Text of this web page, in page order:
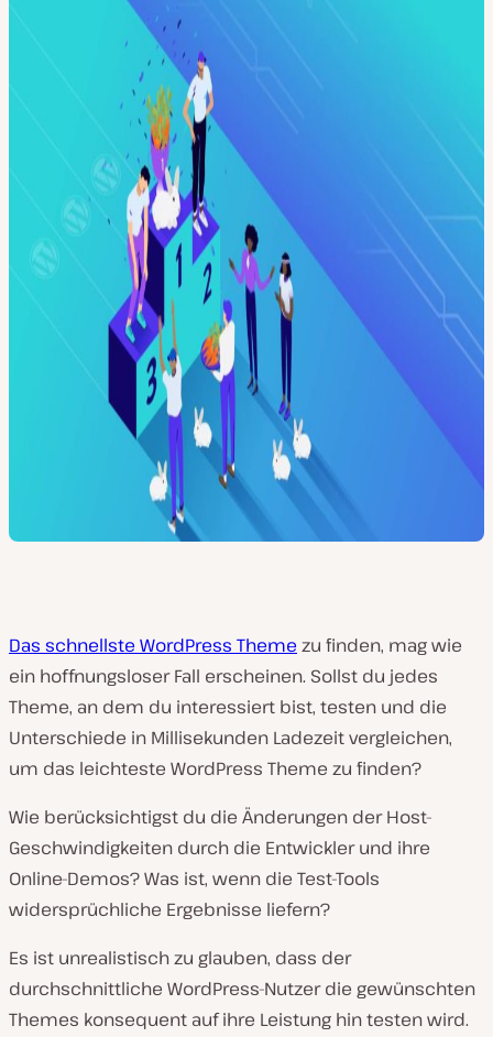
Das schnellste WordPress Theme zu finden, mag wie
ein hoffnungsloser Fall erscheinen. Sollst du jedes
Theme, an dem du interessiert bist, testen und die
Unterschiede in Millisekunden Ladezeit vergleichen,
um das leichteste WordPress Theme zu finden?
Wie berücksichtigst du die Änderungen der Host-
Geschwindigkeiten durch die Entwickler und ihre
Online-Demos? Was ist, wenn die Test-Tools
widersprüchliche Ergebnisse liefern?
Es ist unrealistisch zu glauben, dass der
durchschnittliche WordPress-Nutzer die gewünschten
Themes konsequent auf ihre Leistung hin testen wird.